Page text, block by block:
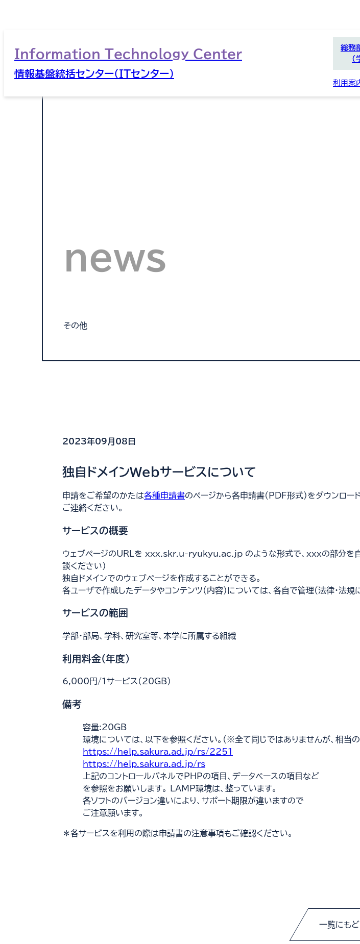
Information Technology Center
情報基盤統括センター（ITセンター）
総務
（
利用案
news
その他
2023年09月08日
独自ドメインWebサービスについて
申請をご希望のかたは各種申請書のページから各申請書(PDF形式)をダウンロー
ご連絡ください。
サービスの概要
ウェブページのURLを xxx.skr.u-ryukyu.ac.jp のような形式で、xxxの部分を自
談ください）
独自ドメインでのウェブページを作成することができる。
各ユーザで作成したデータやコンテンツ(内容)については、各自で管理(法律・法規
サービスの範囲
学部・部局、学科、研究室等、本学に所属する組織
利用料金(年度)
6,000円/1サービス(20GB)
備考
容量:20GB
環境については、以下を参照ください。(※全て同じではありませんが、相当
https://help.sakura.ad.jp/rs/2251
ウ
ィ
ン
で
https://help.sakura.ad.jp/rs
別
ウ
ィ
ウ
上記のコントロールパネルでPHPの項目、データベースの項目など
を参照をお願いします。 LAMP環境は、整っています。
各ソフトのバージョン違いにより、サポート期限が違いますので
ご注意願います。
＊各サービスを利用の際は申請書の注意事項もご確認ください。
一覧にも